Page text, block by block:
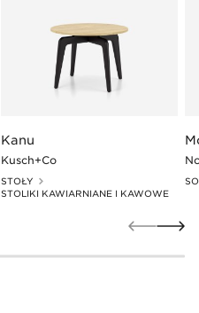
Kanu
Kusch+Co
STOŁY
STOLIKI KAWIARNIANE I KAWOWE